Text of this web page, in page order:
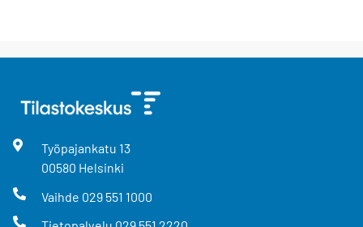
Työpajankatu 13
00580 Helsinki
Vaihde 029 551 1000